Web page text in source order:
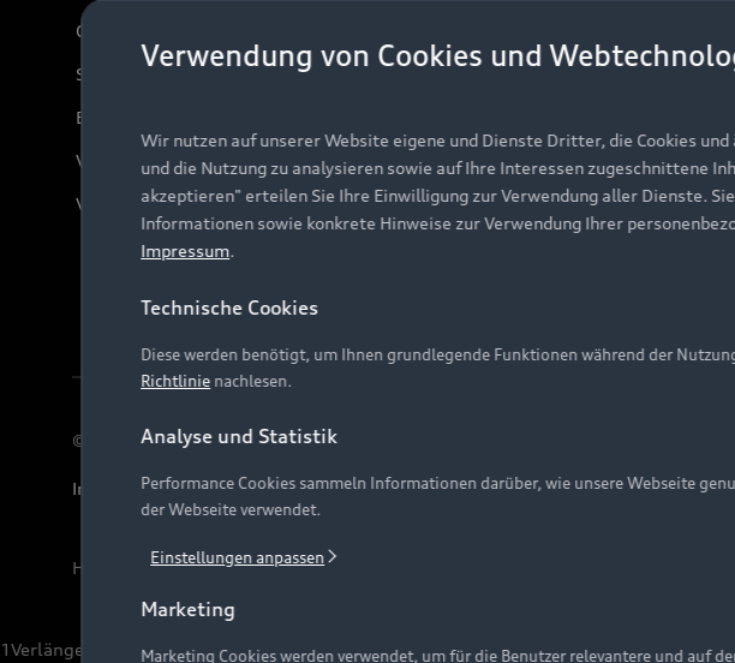
Online-Terminvereinbarung
Servicekontakt
Bordbuch & Bedienungsanleitungen
Verträge kündigen
Vertrag widerrufen
© 2026 AUDI AG. Alle Rechte vorbehalten
Impressum Rechtliches Hinweisgebersystem Datenschutzinformation
Hinweis: Die aktuelle Darstellung und Anordnung der Embleme am Fahrzeug
1Verlängerung vorbehalten.
Verwendung von Cookies und
Wir nutzen auf unserer Website eigene und Dienste Dritter, die Cookies
und die Nutzung zu analysieren sowie auf Ihre Interessen zugeschnittene
akzeptieren" erteilen Sie Ihre Einwilligung zur Verwendung aller Dienste.
Informationen sowie konkrete Hinweise zur Verwendung Ihrer
Impressum.
Technische Cookies
Diese werden benötigt, um Ihnen grundlegende Funktionen während der
Richtlinie nachlesen.
Analyse und Statistik
Performance Cookies sammeln Informationen darüber, wie unsere Webseite
der Webseite verwendet.
Einstellungen anpassen
Marketing
Marketing Cookies werden verwendet, um für die Benutzer relevantere und auf